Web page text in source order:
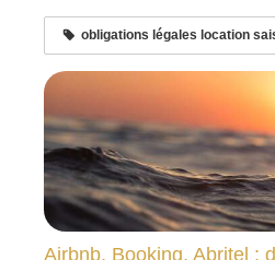
obligations légales location
Airbnb, Booking, Abritel :